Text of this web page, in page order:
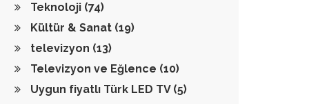
Teknoloji (74)
Kültür & Sanat (19)
televizyon (13)
Televizyon ve Eğlence (10)
Uygun fiyatlı Türk LED TV (5)